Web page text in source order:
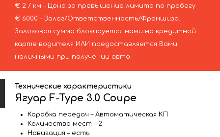
€ 2 / км – Цена за превышение лимита по пробегу
€ 6000 – Залог/Ответственность/Франшиза.
Залоговая сумма блокируется нами на кредитной
карте водителя ИЛИ предоставляется Вами
наличными при получении авто.
Технические характеристики
Ягуар F-Type 3.0 Coupe
Коробка передач – Автоматическая КП
Количество мест – 2
Навигация – есть